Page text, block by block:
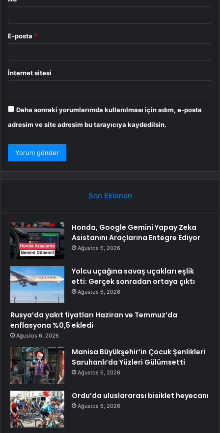
E-posta *
İnternet sitesi
Daha sonraki yorumlarımda kullanılması için adım, e-posta
adresim ve site adresim bu tarayıcıya kaydedilsin.
Son Eklenen
Honda, Google Gemini Yapay Zeka
Asistanını Araçlarına Entegre Ediyor
Ağustos 6, 2026
Yolcu uçağına savaş uçakları eşlik
etti: Gerçek sonradan ortaya çıktı
Ağustos 6, 2026
Rusya’da yakıt fiyatları Haziran ve Temmuz’da
enflasyona %0,5 ekledi
Ağustos 6, 2026
Manisa Büyükşehir’in Çocuk Şenlikleri
Saruhanlı’da Yüzleri Gülümsetti
Ağustos 6, 2026
Ordu’da uluslararası bisiklet heyecanı
Ağustos 6, 2026